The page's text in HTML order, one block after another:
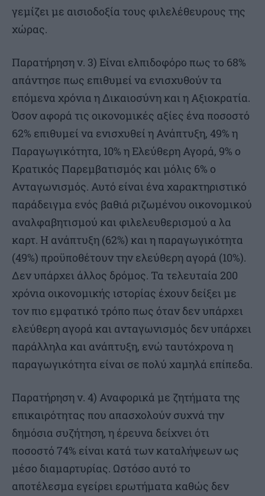
γεμίζει με αισιοδοξία τους φιλελέθευρους της
χώρας.
Παρατήρηση ν. 3) Είναι ελπιδοφόρο πως το 68%
απάντησε πως επιθυμεί να ενισχυθούν τα
επόμενα χρόνια η Δικαιοσύνη και η Αξιοκρατία.
Όσον αφορά τις οικονομικές αξίες ένα ποσοστό
62% επιθυμεί να ενισχυθεί η Ανάπτυξη, 49% η
Παραγωγικότητα, 10% η Ελεύθερη Αγορά, 9% ο
Κρατικός Παρεμβατισμός και μόλις 6% ο
Ανταγωνισμός. Αυτό είναι ένα χαρακτηριστικό
παράδειγμα ενός βαθιά ριζωμένου οικονομικού
αναλφαβητισμού και φιλελευθερισμού α λα
καρτ. Η ανάπτυξη (62%) και η παραγωγικότητα
(49%) προϋποθέτουν την ελεύθερη αγορά (10%).
Δεν υπάρχει άλλος δρόμος. Τα τελευταία 200
χρόνια οικονομικής ιστορίας έχουν δείξει με
τον πιο εμφατικό τρόπο πως όταν δεν υπάρχει
ελεύθερη αγορά και ανταγωνισμός δεν υπάρχει
παράλληλα και ανάπτυξη, ενώ ταυτόχρονα η
παραγωγικότητα είναι σε πολύ χαμηλά επίπεδα.
Παρατήρηση ν. 4) Αναφορικά με ζητήματα της
επικαιρότητας που απασχολούν συχνά την
δημόσια συζήτηση, η έρευνα δείχνει ότι
ποσοστό 74% είναι κατά των καταλήψεων ως
μέσο διαμαρτυρίας. Ωστόσο αυτό το
αποτέλεσμα εγείρει ερωτήματα καθώς δεν